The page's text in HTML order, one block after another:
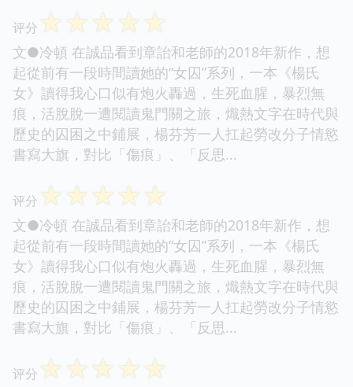
评分 ☆☆☆☆☆
文●冷頓 在誠品看到章詒和老師的2018年新作，想
起從前有一段時間讀她的“女囚”系列，一本《楊氏
女》讀得我心口似有炮火轟過，生死血腥，暴烈無
痕，活脫脫一遭閱讀鬼門關之旅，熾熱文字在時代與
歷史的囚困之中鋪展，楊芬芳一人扛起勞改分子情慾
書寫大旗，對比「傷痕」、「反思...
评分 ☆☆☆☆☆
文●冷頓 在誠品看到章詒和老師的2018年新作，想
起從前有一段時間讀她的“女囚”系列，一本《楊氏
女》讀得我心口似有炮火轟過，生死血腥，暴烈無
痕，活脫脫一遭閱讀鬼門關之旅，熾熱文字在時代與
歷史的囚困之中鋪展，楊芬芳一人扛起勞改分子情慾
書寫大旗，對比「傷痕」、「反思...
评分 ☆☆☆☆☆